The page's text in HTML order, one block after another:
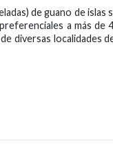
de guano de islas
a más de
diversas localidades